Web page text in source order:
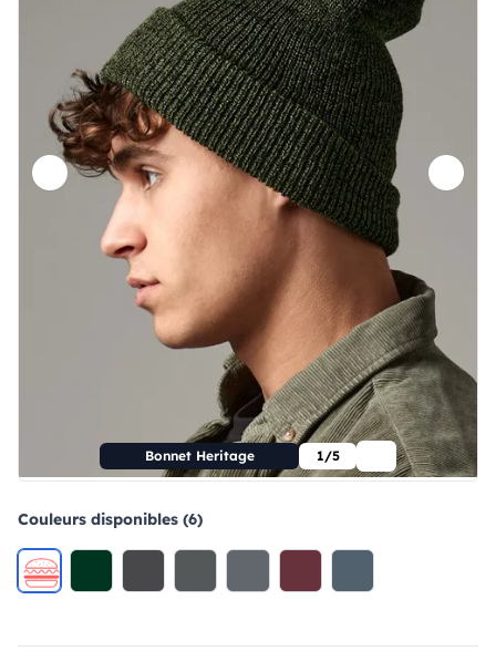
Bonnet Heritage 1/5
Couleurs disponibles (6)